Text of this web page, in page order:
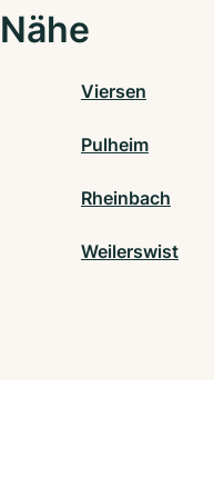
Viersen
Pulheim
Rheinbach
Weilerswist